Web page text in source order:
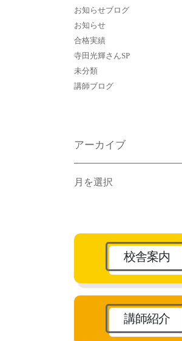
お知らせブログ
お知らせ
合格実績
寺田光輝さんSP
未分類
講師ブログ
アーカイブ
ア
ブ
校舎案内
講師紹介